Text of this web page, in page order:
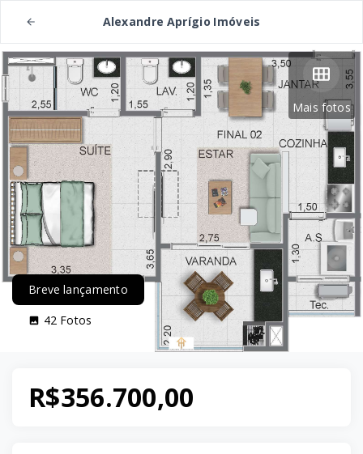
Alexandre Aprígio Imóveis
Mais fotos
Breve lançamento
42 Fotos
R$356.700,00